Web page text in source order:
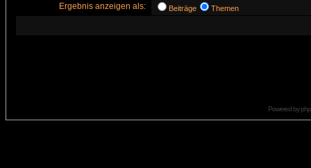
Ergebnis anzeigen als: Beiträge Themen
Powered by